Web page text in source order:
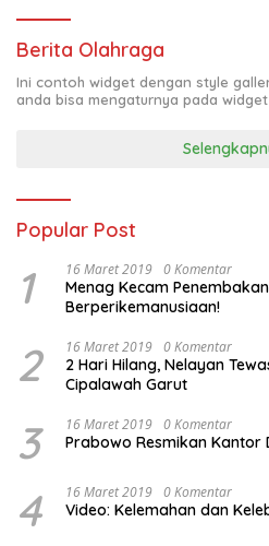
Berita Olahraga
Ini contoh widget dengan style
anda bisa mengaturnya pada
Popular Post
1 16 Maret 2019 0 Komentar
Menag Kecam
Berperikemanusiaan!
2 16 Maret 2019 0 Komentar
2 Hari Hilang, Nelayan
Cipalawah Garut
3 16 Maret 2019 0 Komentar
Prabowo Resmikan Kantor
4 16 Maret 2019 0 Komentar
Video: Kelemahan dan